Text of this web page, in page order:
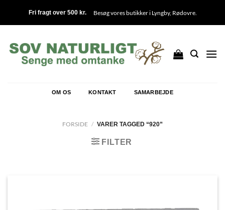
Fri fragt over 500 kr. Besøg vores butikker i Lyngby, Rødovre.
OM OS KONTAKT SAMARBEJDE
FORSIDE / VARER TAGGED “920”
FILTER